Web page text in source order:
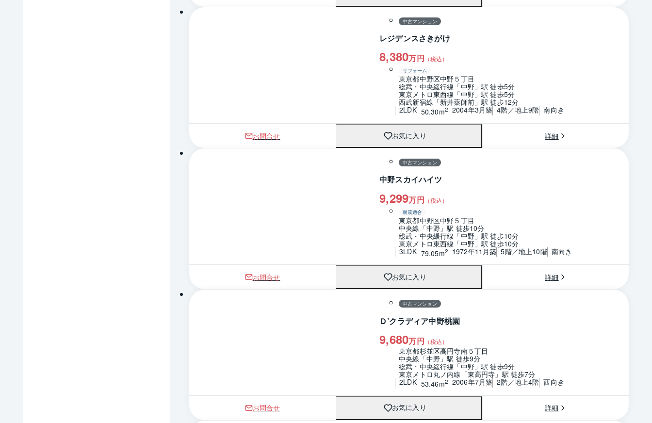
中古マンション
レジデンスさきがけ
8,380万円 （税込）
リフォーム
東京都中野区中野５丁目
総武・中央緩行線「中野」駅 徒歩5分
東京メトロ東西線「中野」駅 徒歩5分
西武新宿線「新井薬師前」駅 徒歩12分
2LDK 50.30m2 2004年3月築 4階／地上9階 南向き
お問合せ お気に入り 詳細
中古マンション
中野スカイハイツ
9,299万円 （税込）
耐震適合
東京都中野区中野５丁目
中央線「中野」駅 徒歩10分
総武・中央緩行線「中野」駅 徒歩10分
東京メトロ東西線「中野」駅 徒歩10分
3LDK 79.05m2 1972年11月築 5階／地上10階 南向き
お問合せ お気に入り 詳細
中古マンション
Ｄ’クラディア中野桃園
9,680万円 （税込）
東京都杉並区高円寺南５丁目
中央線「中野」駅 徒歩9分
総武・中央緩行線「中野」駅 徒歩9分
東京メトロ丸ノ内線「東高円寺」駅 徒歩7分
2LDK 53.46m2 2006年7月築 2階／地上4階 西向き
お問合せ お気に入り 詳細